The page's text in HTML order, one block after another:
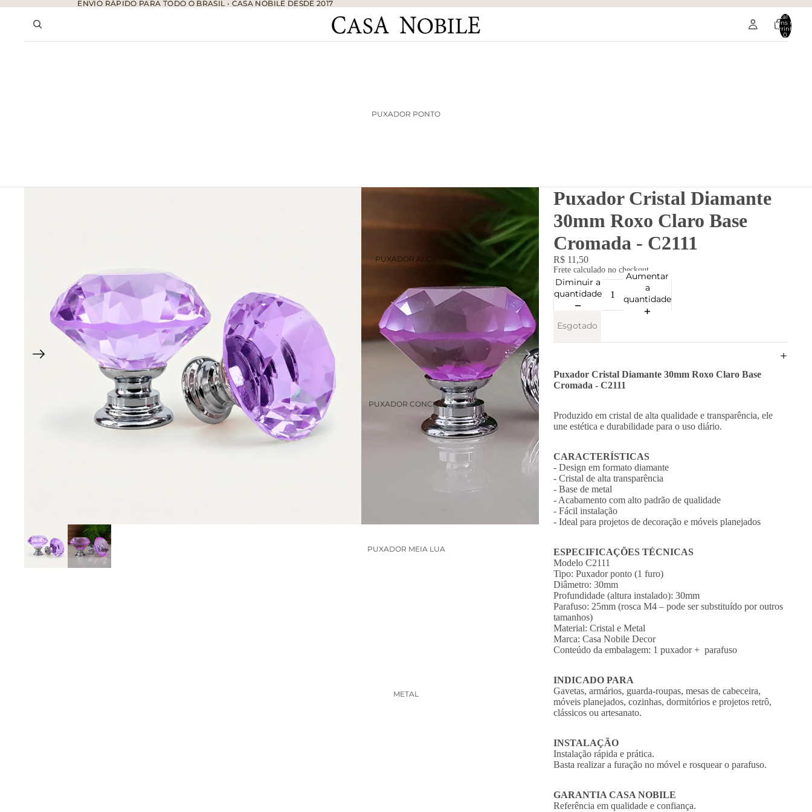
ENVIO RÁPIDO PARA TODO O BRASIL • CASA NOBILE DESDE 2017
ENVIO RÁPIDO PARA TODO O BRASIL • CASA NOBILE DESDE 2017
Total de
itens no
carrinho:
0
PUXADOR PONTO
PUXADOR ALÇA
PUXADOR CONCHA
PUXADOR MEIA LUA
METAL
Puxador Cristal Diamante
30mm Roxo Claro Base
Cromada - C2111
R$ 11,50
Frete calculado no checkout.
Diminuir a
quantidade
Aumentar
a
quantidade
Esgotado
Puxador Cristal Diamante 30mm Roxo Claro Base
Cromada - C2111
Produzido em cristal de alta qualidade e transparência, ele
une estética e durabilidade para o uso diário.
CARACTERÍSTICAS
- Design em formato diamante
- Cristal de alta transparência
- Base de metal
- Acabamento com alto padrão de qualidade
- Fácil instalação
- Ideal para projetos de decoração e móveis planejados
ESPECIFICAÇÕES TÉCNICAS
Modelo C2111
Tipo: Puxador ponto (1 furo)
Diâmetro: 30mm
Profundidade (altura instalado): 30mm
Parafuso: 25mm (rosca M4 – pode ser substituído por outros
tamanhos)
Material: Cristal e Metal
Marca: Casa Nobile Decor
Conteúdo da embalagem: 1 puxador + parafuso
INDICADO PARA
Gavetas, armários, guarda-roupas, mesas de cabeceira,
móveis planejados, cozinhas, dormitórios e projetos retrô,
clássicos ou artesanato.
INSTALAÇÃO
Instalação rápida e prática.
Basta realizar a furação no móvel e rosquear o parafuso.
GARANTIA CASA NOBILE
Referência em qualidade e confiança.